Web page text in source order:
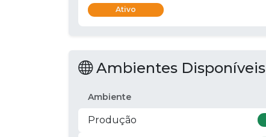
Ativo
Ambientes Disponíveis
Ambiente
Produção